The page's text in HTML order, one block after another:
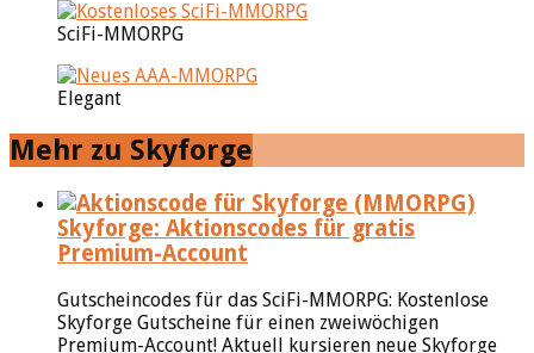
SciFi-MMORPG
Elegant
Mehr zu Skyforge
Skyforge: Aktionscodes für gratis
Premium-Account
Gutscheincodes für das SciFi-MMORPG: Kostenlose
Skyforge Gutscheine für einen zweiwöchigen
Premium-Account! Aktuell kursieren neue Skyforge